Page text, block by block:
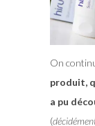
On
produit,
a pu
(